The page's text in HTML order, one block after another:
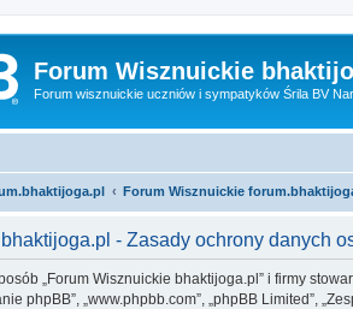
Forum Wisznuickie
Forum wisznuickie uczniów i sympatyków Śrila BV
Forum Wisznuickie
- Zasady ochrony danych
„Forum Wisznuickie bhaktijoga.pl” i firmy
phpBB”, „www.phpbb.com”, „phpBB Limited”,